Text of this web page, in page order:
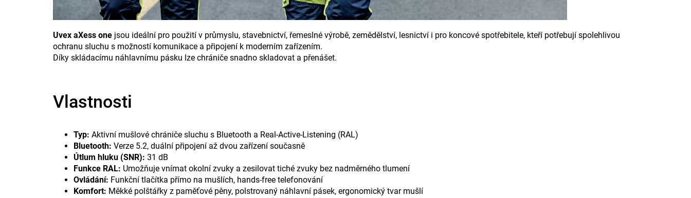
Uvex aXess one jsou ideální pro použití v průmyslu, stavebnictví, řemeslné výrobě, zemědělství, lesnictví i pro koncové spotřebitele, kteří potřebují spolehlivou
ochranu sluchu s možností komunikace a připojení k moderním zařízením.
Díky skládacímu náhlavnímu pásku lze chrániče snadno skladovat a přenášet.
Vlastnosti
Typ: Aktivní mušlové chrániče sluchu s Bluetooth a Real-Active-Listening (RAL)
Bluetooth: Verze 5.2, duální připojení až dvou zařízení současně
Útlum hluku (SNR): 31 dB
Funkce RAL: Umožňuje vnímat okolní zvuky a zesilovat tiché zvuky bez nadměrného tlumení
Ovládání: Funkční tlačítka přímo na mušlích, hands-free telefonování
Komfort: Měkké polštářky z paměťové pěny, polstrovaný náhlavní pásek, ergonomický tvar mušlí